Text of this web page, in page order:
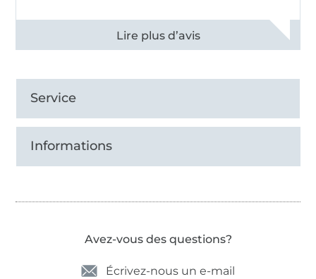
Voir tous les 11498 commentaires
Service
Informations
Avez-vous des questions?
Écrivez-nous un e-mail